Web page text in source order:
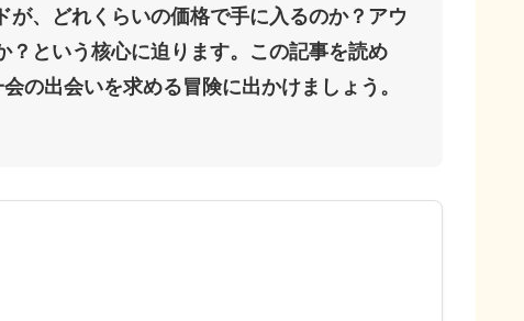
が、どれくらいの価格で手に入るのか？アウ
？という核心に迫ります。この記事を読め
の出会いを求める冒険に出かけましょう。